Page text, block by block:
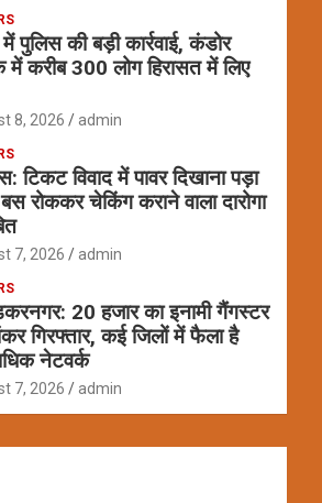
पुलिस की बड़ी कार्रवाई, कंडोर
में करीब 300 लोग हिरासत में लिए
8, 2026 admin
टिकट विवाद में पावर दिखाना पड़ा
बस रोककर चेकिंग कराने वाला दारोगा
7, 2026 admin
20 हजार का इनामी गैंगस्टर
गिरफ्तार, कई जिलों में फैला है
नेटवर्क
7, 2026 admin